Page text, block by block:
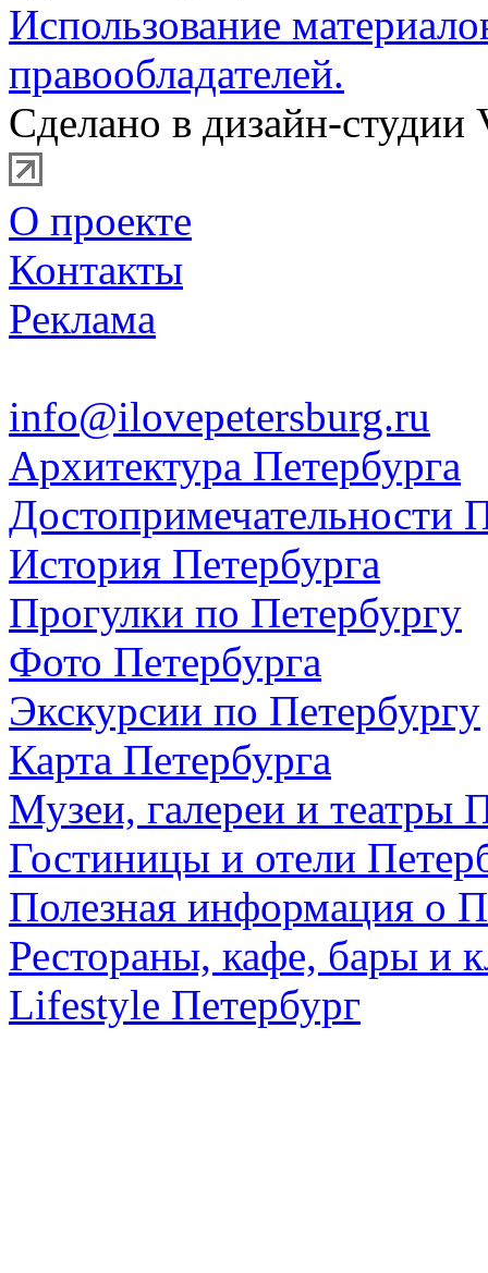
Использование
правообладателей.
Сделано в дизайн-студии
О проекте
Контакты
Реклама
info@ilovepetersburg.ru
Архитектура Петербурга
Достопримечательности
История Петербурга
Прогулки по Петербургу
Фото Петербурга
Экскурсии по Петербургу
Карта Петербурга
Музеи, галереи и театры
Гостиницы и отели
Полезная информация о
Рестораны, кафе, бары и
Lifestyle Петербург